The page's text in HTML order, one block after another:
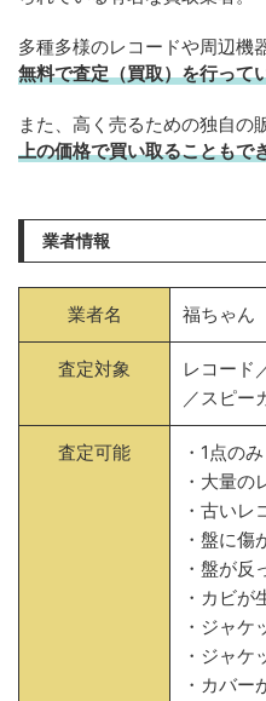
多種多様のレコードや周辺機
無料で査定（買取）を行って
また、高く売るための独自の
上の価格で買い取ることもで
業者情報
業者名 福ちゃん
査定対象
レコード
／スピー
査定可能
・1点のみ
・大量の
・古いレ
・盤に傷
・盤が反
・カビが
・ジャケ
・ジャケ
・カバー